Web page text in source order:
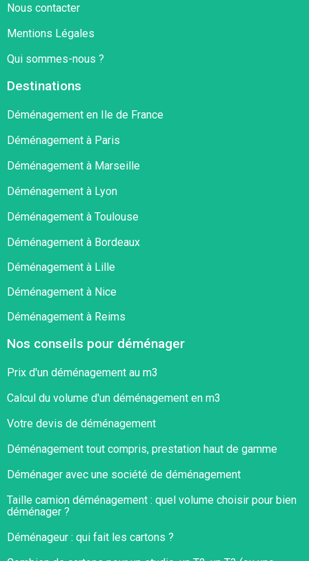
Nous contacter
Mentions Légales
Qui sommes-nous ?
Destinations
Déménagement en Ile de France
Déménagement à Paris
Déménagement à Marseille
Déménagement à Lyon
Déménagement à Toulouse
Déménagement à Bordeaux
Déménagement à Lille
Déménagement à Nice
Déménagement à Reims
Nos conseils pour déménager
Prix d'un déménagement au m3
Calcul du volume d'un déménagement en m3
Votre devis de déménagement
Déménagement tout compris, prestation haut de gamme
Déménager avec une société de déménagement
Taille camion déménagement : quel volume choisir pour bien
déménager ?​
Déménageur : qui fait les cartons ?​